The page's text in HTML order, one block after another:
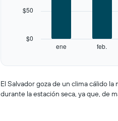
categories.
values.
Range:
ene feb.
$0
$50
of
interactive
El Salvador goza de un clima cálido
durante la estación seca, ya que, de